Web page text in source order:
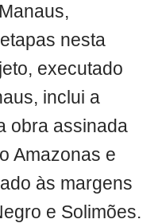
nesta
executado
inclui a
obra assinada
Amazonas e
às margens
e Solimões.